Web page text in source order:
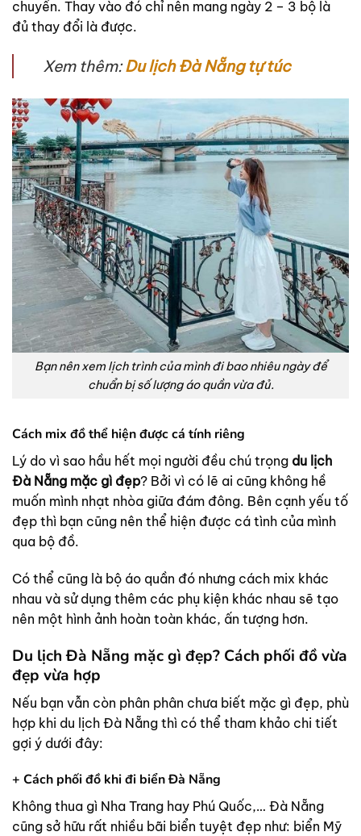
chuyển. Thay vào đó chỉ nên mang ngày 2 – 3 bộ là
đủ thay đổi là được.
Xem thêm:Du lịch Đà Nẵng tự túc
Bạn nên xem lịch trình của mình đi bao nhiêu ngày để
chuẩn bị số lượng áo quần vừa đủ.
Cách mix đồ thể hiện được cá tính riêng
Lý do vì sao hầu hết mọi người đều chú trọng du lịch
Đà Nẵng mặc gì đẹp? Bởi vì có lẽ ai cũng không hề
muốn mình nhạt nhòa giữa đám đông. Bên cạnh yếu tố
đẹp thì bạn cũng nên thể hiện được cá tình của mình
qua bộ đồ.
Có thể cũng là bộ áo quần đó nhưng cách mix khác
nhau và sử dụng thêm các phụ kiện khác nhau sẽ tạo
nên một hình ảnh hoàn toàn khác, ấn tượng hơn.
Du lịch Đà Nẵng mặc gì đẹp? Cách phối đồ vừa
đẹp vừa hợp
Nếu bạn vẫn còn phân phân chưa biết mặc gì đẹp, phù
hợp khi du lịch Đà Nẵng thì có thể tham khảo chi tiết
gợi ý dưới đây:
+ Cách phối đồ khi đi biển Đà Nẵng
Không thua gì Nha Trang hay Phú Quốc,… Đà Nẵng
cũng sở hữu rất nhiều bãi biển tuyệt đẹp như: biển Mỹ